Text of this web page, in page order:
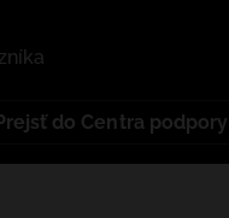
Prejsť do Centra podpory